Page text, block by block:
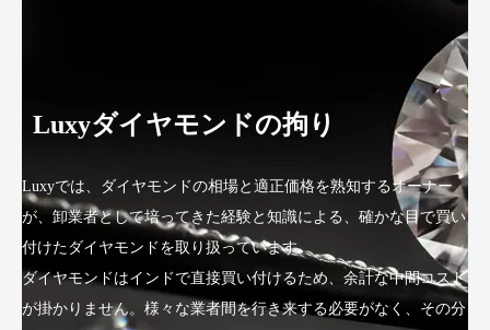
Luxyダイヤモンドの拘り
Luxyでは、ダイヤモンドの相場と適正価格を熟知するオーナー
が、卸業者として培ってきた経験と知識による、確かな目で買い
付けたダイヤモンドを取り扱っています。
ダイヤモンドはインドで直接買い付けるため、余計な中間コスト
が掛かりません。様々な業者間を行き来する必要がなく、その分